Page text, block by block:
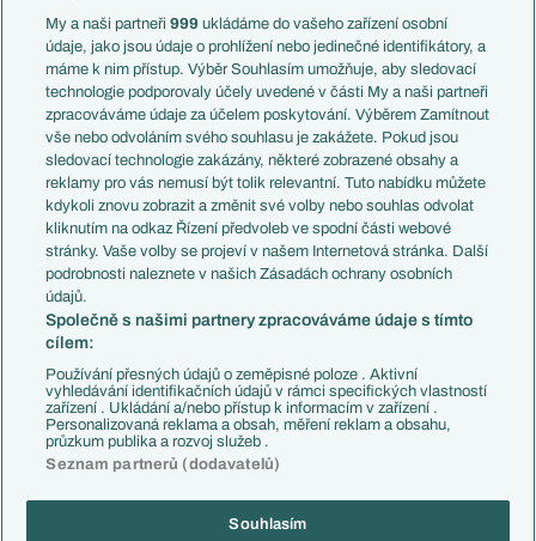
Témata
Představení týmů MS
EuroSkauting
PL v kostce
Evropské koeficienty
Přestupy
Přestupové spekulace
Zranění
Kluby
Arsenal FC
Chelsea FC
Manchester United
AC Milán
Juventus FC
Bayern Mnichov
FC Barcelona
Real Madrid
Francie
Itálie
Německo
Španělsko
Argentina
Brazílie
Přestupy
Zápasy
Livescore
Tipovací soutěž
My a naši partneři999 ukládáme do vašeho zařízení osobní
údaje, jako jsou údaje o prohlížení nebo jedinečné identifikátory, a
máme k nim přístup. Výběr Souhlasím umožňuje, aby sledovací
technologie podporovaly účely uvedené v části My a naši partneři
zpracováváme údaje za účelem poskytování. Výběrem Zamítnout
vše nebo odvoláním svého souhlasu je zakážete. Pokud jsou
sledovací technologie zakázány, některé zobrazené obsahy a
reklamy pro vás nemusí být tolik relevantní. Tuto nabídku můžete
kdykoli znovu zobrazit a změnit své volby nebo souhlas odvolat
kliknutím na odkaz Řízení předvoleb ve spodní části webové
stránky. Vaše volby se projeví v našem Internetová stránka. Další
podrobnosti naleznete v našich Zásadách ochrany osobních
údajů.
Společně s našimi partnery zpracováváme údaje s tímto
cílem:
Používání přesných údajů o zeměpisné poloze . Aktivní
vyhledávání identifikačních údajů v rámci specifických vlastností
zařízení . Ukládání a/nebo přístup k informacím v zařízení .
Personalizovaná reklama a obsah, měření reklam a obsahu,
průzkum publika a rozvoj služeb .
Seznam partnerů (dodavatelů)
Souhlasím